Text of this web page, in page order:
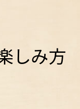
しみ方